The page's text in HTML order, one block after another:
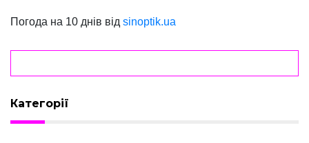
Погода на 10 днів від sinoptik.ua
Категорії